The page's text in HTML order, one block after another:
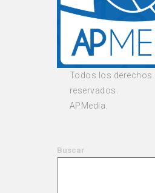
Todos los derechos
reservados.
APMedia.
Buscar